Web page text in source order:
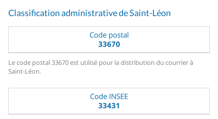
Classification administrative de Saint-Léon
Code postal
33670
Le code postal 33670 est utilisé pour la distribution du courrier à
Saint-Léon.
Code INSEE
33431